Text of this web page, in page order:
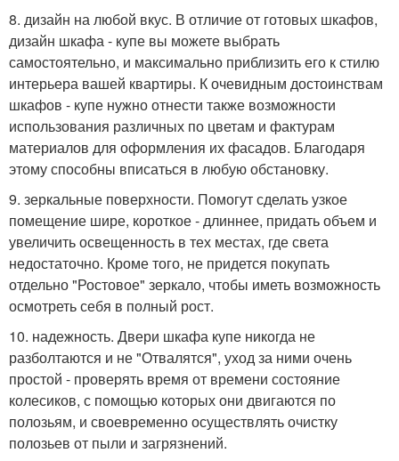
8. дизайн на любой вкус. В отличие от готовых шкафов,
дизайн шкафа - купе вы можете выбрать
самостоятельно, и максимально приблизить его к стилю
интерьера вашей квартиры. К очевидным достоинствам
шкафов - купе нужно отнести также возможности
использования различных по цветам и фактурам
материалов для оформления их фасадов. Благодаря
этому способны вписаться в любую обстановку.
9. зеркальные поверхности. Помогут сделать узкое
помещение шире, короткое - длиннее, придать объем и
увеличить освещенность в тех местах, где света
недостаточно. Кроме того, не придется покупать
отдельно "Ростовое" зеркало, чтобы иметь возможность
осмотреть себя в полный рост.
10. надежность. Двери шкафа купе никогда не
разболтаются и не "Отвалятся", уход за ними очень
простой - проверять время от времени состояние
колесиков, с помощью которых они двигаются по
полозьям, и своевременно осуществлять очистку
полозьев от пыли и загрязнений.